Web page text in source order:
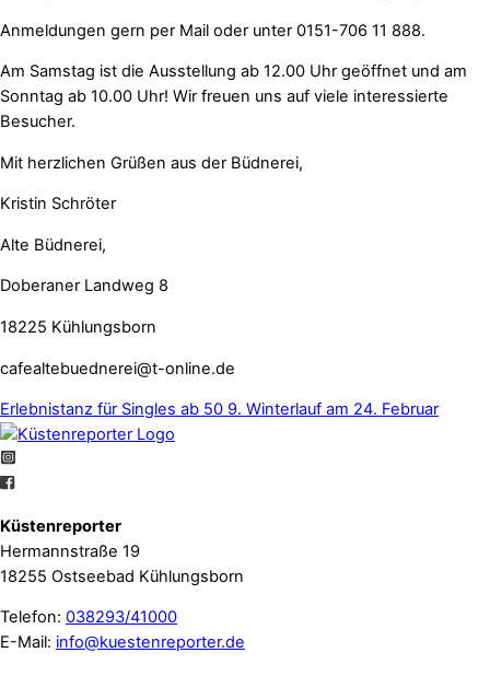
Anmeldungen gern per Mail oder unter 0151-706 11 888.
Am Samstag ist die Ausstellung ab 12.00 Uhr geöffnet und am
Sonntag ab 10.00 Uhr! Wir freuen uns auf viele interessierte
Besucher.
Mit herzlichen Grüßen aus der Büdnerei,
Kristin Schröter
Alte Büdnerei,
Doberaner Landweg 8
18225 Kühlungsborn
cafealtebuednerei@t-online.de
Erlebnistanz für Singles ab 50 9. Winterlauf am 24. Februar
Küstenreporter
Hermannstraße 19
18255 Ostseebad Kühlungsborn
Telefon: 038293/41000
E-Mail: info@kuestenreporter.de